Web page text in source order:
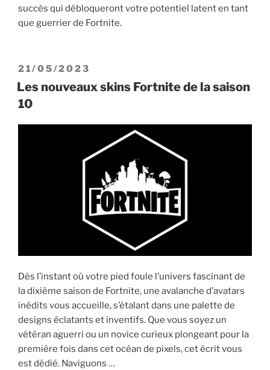
succès qui débloqueront votre potentiel latent en tant
que guerrier de Fortnite.
PUBLIÉ
LE
21/05/2023
Les nouveaux skins Fortnite de la saison
10
Dès l’instant où votre pied foule l’univers fascinant de
la dixième saison de Fortnite, une avalanche d’avatars
inédits vous accueille, s’étalant dans une palette de
designs éclatants et inventifs. Que vous soyez un
vétéran aguerri ou un novice curieux plongeant pour la
première fois dans cet océan de pixels, cet écrit vous
est dédié. Naviguons …